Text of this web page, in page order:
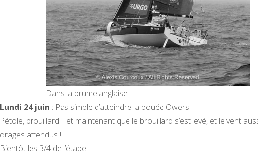
Dans la brume anglaise !
Lundi 24 juin : Pas simple d’atteindre la bouée Owers.
Pétole, brouillard… et maintenant que le brouillard s’est levé, et le vent
orages attendus !
Bientôt les 3/4 de l’étape.